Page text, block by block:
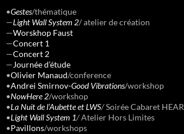
•Gestes/thématique
—Light Wall System 2/ atelier de création
—Worskhop Faust
—Concert 1
—Concert 2
—Journée d’étude
•Olivier Manaud/conference
•Andrei Smirnov-Good Vibrations/workshop
•NowHere 2/workshop
•La Nuit de l’Aubette et LWS/Soirée Cabaret HEAR
•Light Wall System 1/Atelier Hors Limites
•Pavillons/workshops